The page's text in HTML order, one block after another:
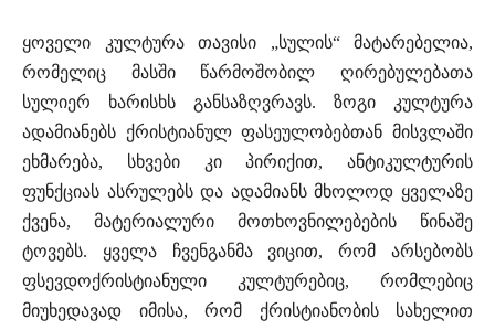
ყოველი კულტურა თავისი „სულის“ მატარებელია,
რომელიც მასში წარმოშობილ ღირებულებათა
სულიერ ხარისხს განსაზღვრავს. ზოგი კულტურა
ადამიანებს ქრისტიანულ ფასეულობებთან მისვლაში
ეხმარება, სხვები კი პირიქით, ანტიკულტურის
ფუნქციას ასრულებს და ადამიანს მხოლოდ ყველაზე
ქვენა, მატერიალური მოთხოვნილებების წინაშე
ტოვებს. ყველა ჩვენგანმა ვიცით, რომ არსებობს
ფსევდოქრისტიანული კულტურებიც, რომლებიც
მიუხედავად იმისა, რომ ქრისტიანობის სახელით